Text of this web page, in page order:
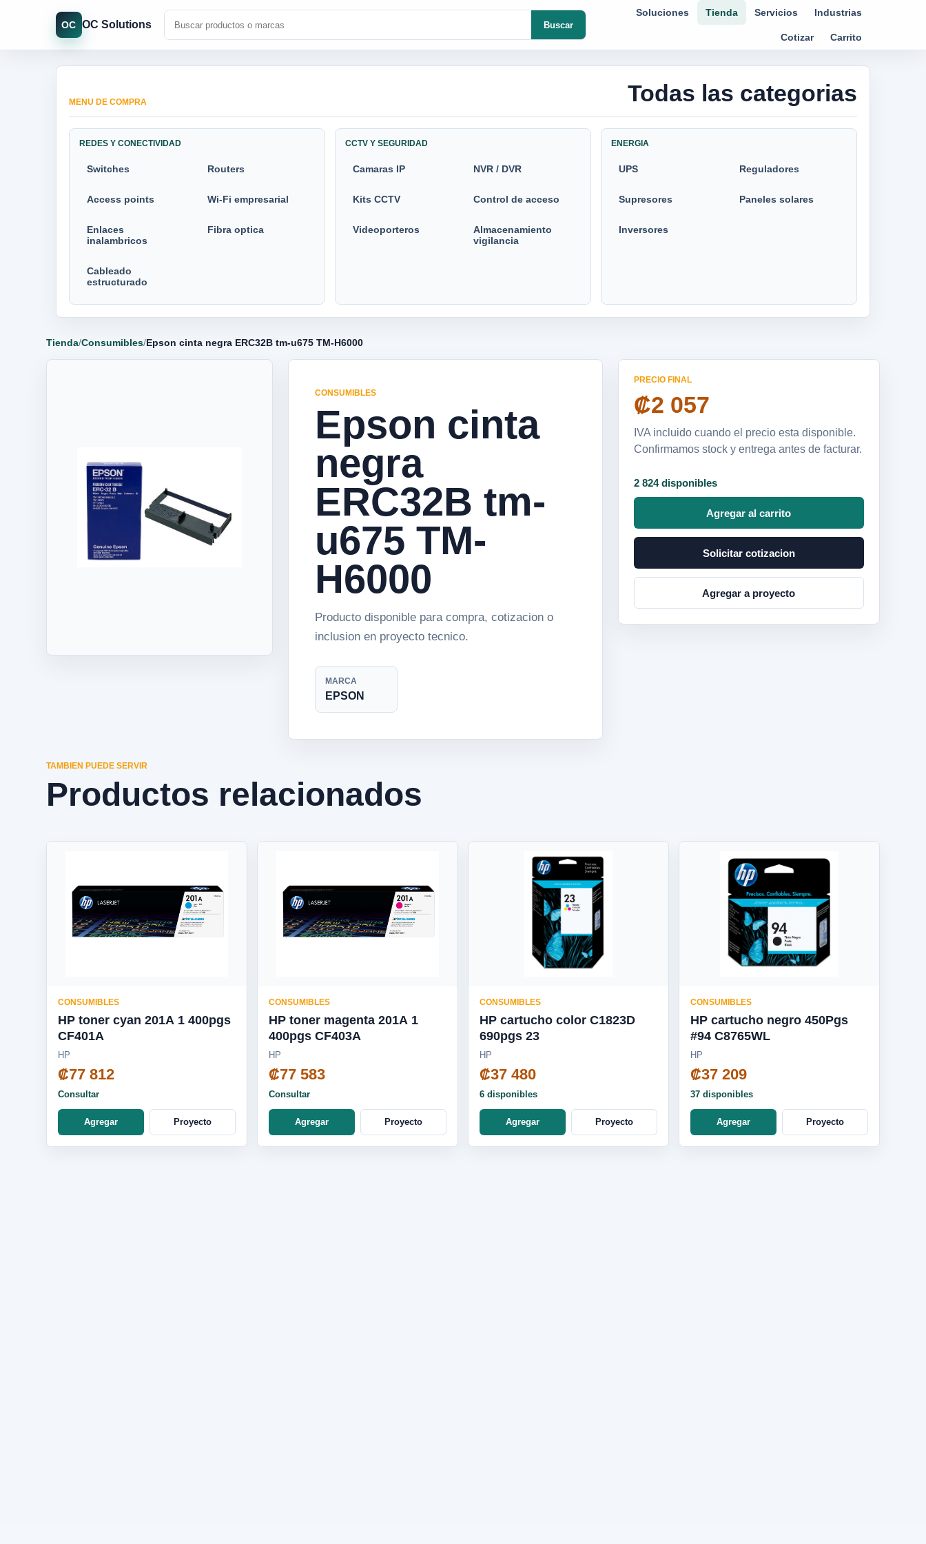
OC OC Solutions Buscar
Soluciones Tienda Servicios Industrias
Cotizar Carrito
MENU DE COMPRA Todas las categorias
REDES Y CONECTIVIDAD
Switches Routers
Access points Wi-Fi empresarial
Enlaces
inalambricos
Fibra optica
Cableado
estructurado
CCTV Y SEGURIDAD
Camaras IP NVR / DVR
Kits CCTV Control de acceso
Videoporteros
Almacenamiento
vigilancia
ENERGIA
UPS Reguladores
Supresores Paneles solares
Inversores
Tienda/Consumibles/Epson cinta negra ERC32B tm-u675 TM-H6000
CONSUMIBLES
Epson cinta
negra
ERC32B tm-
u675 TM-
H6000
Producto disponible para compra, cotizacion o
inclusion en proyecto tecnico.
MARCA
EPSON
PRECIO FINAL
₡2 057
IVA incluido cuando el precio esta disponible.
Confirmamos stock y entrega antes de facturar.
2 824 disponibles
Agregar al carrito
Solicitar cotizacion
Agregar a proyecto
TAMBIEN PUEDE SERVIR
Productos relacionados
CONSUMIBLES
HP toner cyan 201A 1 400pgs
CF401A
HP
₡77 812
Consultar
Agregar Proyecto
CONSUMIBLES
HP toner magenta 201A 1
400pgs CF403A
HP
₡77 583
Consultar
Agregar Proyecto
CONSUMIBLES
HP cartucho color C1823D
690pgs 23
HP
₡37 480
6 disponibles
Agregar Proyecto
CONSUMIBLES
HP cartucho negro 450Pgs
#94 C8765WL
HP
₡37 209
37 disponibles
Agregar Proyecto